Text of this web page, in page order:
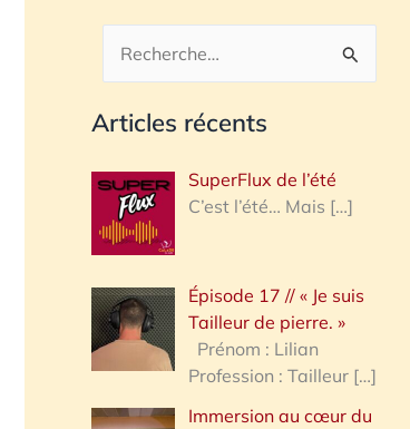
c
h
r
h
e
Articles récents
SuperFlux de l’été
C’est l’été… Mais […]
Épisode 17 // « Je suis
Tailleur de pierre. »
Prénom : Lilian
Profession : Tailleur […]
Immersion au cœur du